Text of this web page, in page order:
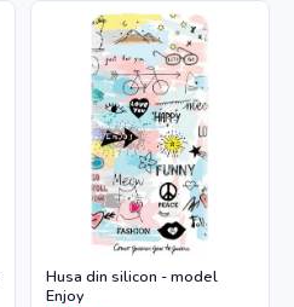
Husa din silicon - model
Enjoy